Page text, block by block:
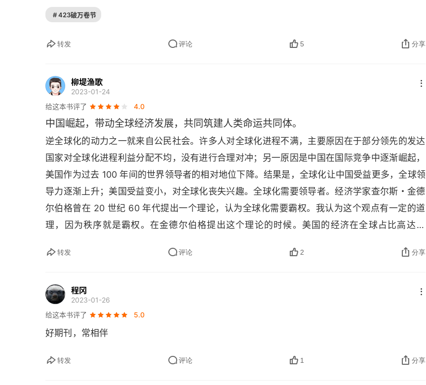
# 423破万卷节
转发 评论 5 分享
柳堤渔歌
2023-01-24
给这本书评了
4.0
中国崛起，带动全球经济发展，共同筑建人类命运共同体。
逆全球化的动力之一就来自公民社会。许多人对全球化进程不满，主要原因在于部分领先的发达
国家对全球化进程利益分配不均，没有进行合理对冲；另一原因是中国在国际竞争中逐渐崛起，
美国作为过去 100 年间的世界领导者的相对地位下降。结果是，全球化让中国受益更多，全球领
导力逐渐上升；美国受益变小，对全球化丧失兴趣。全球化需要领导者。经济学家查尔斯・金德
尔伯格曾在 20 世纪 60 年代提出一个理论，认为全球化需要霸权。我认为这个观点有一定的道
理，因为秩序就是霸权。在金德尔伯格提出这个理论的时候。美国的经济在全球占比高达 4
国。而如今，美国经济在全球占比降为 22% 左右，影响力逐渐减弱。这就可以解释为何现在的
中方领导人多次在国际会议中表态，承诺将积极贡献推动全球化和维护全球化的成果。我们是全
能得到进一步的发展。目前中国的 1200 万大学毕业生中，有 40% 都是学工程的，相当于每年
转发 评论 2 分享
程冈
2023-01-26
给这本书评了
5.0
好期刊，常相伴
转发 评论 1 分享